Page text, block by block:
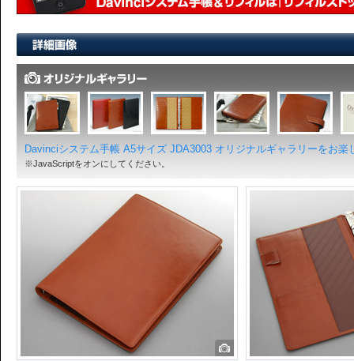
Davinciシステム手帳 A5サイズ JDA3003 オリジナルギャラリーをお楽
※JavaScriptをオンにしてください。